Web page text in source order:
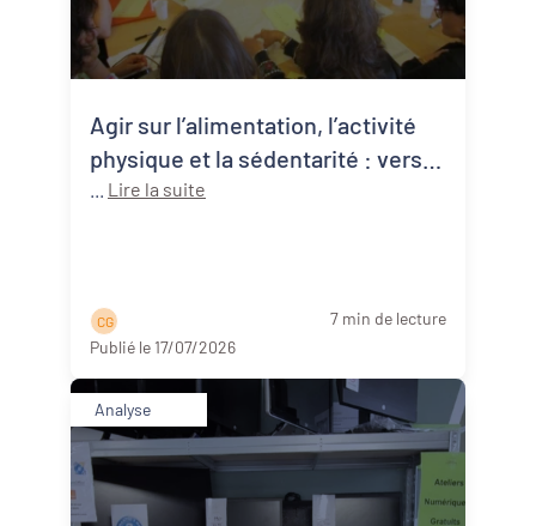
Agir sur l’alimentation, l’activité
physique et la sédentarité : vers
une approche systémique de la
Lire la suite
C G
7 min de lecture
Publié le 17/07/2026
Analyse